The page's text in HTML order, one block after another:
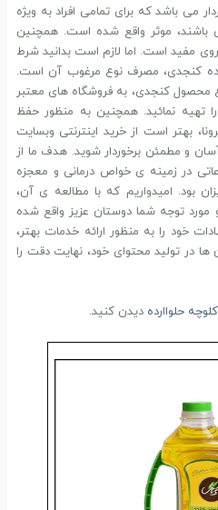
می باشد که برای تمامی افراد به ویژه
باشند، موثر واقع شده است. همچنین
مفید است. اما لازم است بدانید شرط
ارده کنجدی، مصرف نوع مرغوب آن است.
کنجدی، به فروشگاه های معتبر
تهیه نمائید. همچنین به منظور حفظ
بهتر است از خرید اینترنتی وبسایت
و مطمئن برخوردار شوید. هدف ما از
در زمینه ی خواص درمانی و معجزه
بود. امیدواریم که با مطالعه ی آن،
توجه شما دوستان عزیز واقع شده
خود را به منظور ارائه خدمات بهتر،
ها در تولید محتوای خود، نهایت دقت را
حلواارده دیدن کنید.